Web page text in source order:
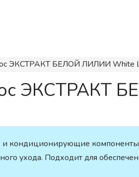
ЭКСТРАКТ БЕЛОЙ ЛИЛИИ White
ЭКСТРАКТ
и кондиционирующие
ухода. Подходит для